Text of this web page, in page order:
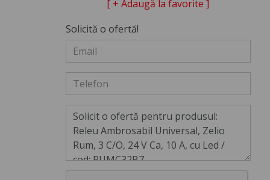
[ + Adaugă la favorite ]
Solicită o ofertă!